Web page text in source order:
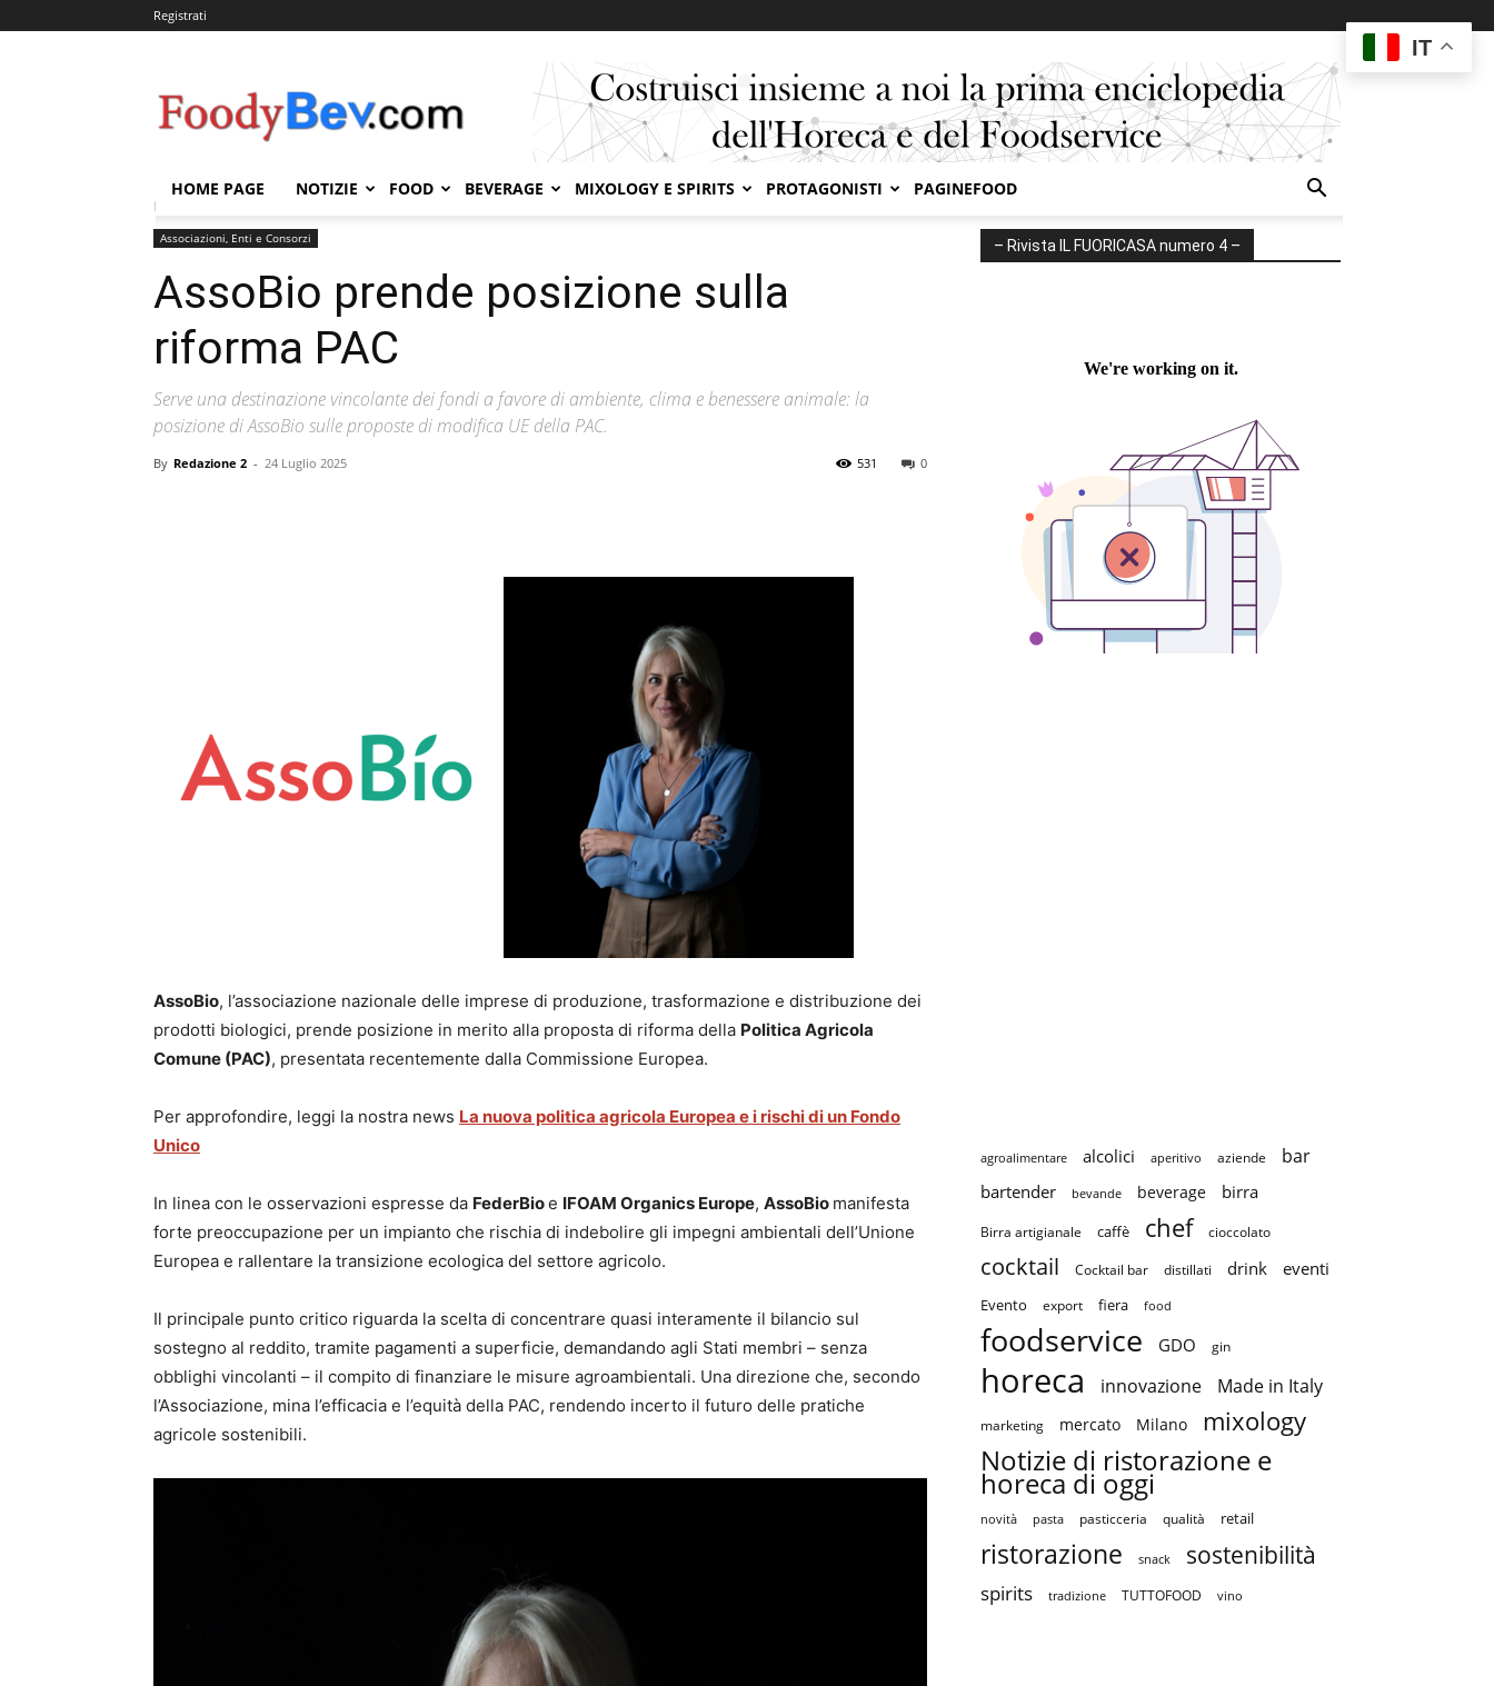
Registrati
HOME PAGE NOTIZIE FOOD BEVERAGE MIXOLOGY E SPIRITS PROTAGONISTI PAGINEFOOD
Home
Associazioni, Enti e Consorzi
AssoBio prende posizione sulla
riforma PAC
Serve una destinazione vincolante dei fondi a favore di ambiente, clima e benessere animale: la
posizione di AssoBio sulle proposte di modifica UE della PAC.
By Redazione 2 - 24 Luglio 2025 0
531
AssoBio, l’associazione nazionale delle imprese di produzione, trasformazione e distribuzione dei
prodotti biologici, prende posizione in merito alla proposta di riforma della Politica Agricola
Comune (PAC), presentata recentemente dalla Commissione Europea.
Per approfondire, leggi la nostra news La nuova politica agricola Europea e i rischi di un Fondo
Unico
In linea con le osservazioni espresse da FederBioe IFOAM Organics Europe, AssoBio manifesta
forte preoccupazione per un impianto che rischia di indebolire gli impegni ambientali dell’Unione
Europea e rallentare la transizione ecologica del settore agricolo.
Il principale punto critico riguarda la scelta di concentrare quasi interamente il bilancio sul
sostegno al reddito, tramite pagamenti a superficie, demandando agli Stati membri – senza
obblighi vincolanti – il compito di finanziare le misure agroambientali. Una direzione che, secondo
l’Associazione, mina l’efficacia e l’equità della PAC, rendendo incerto il futuro delle pratiche
agricole sostenibili.
– Rivista IL FUORICASA numero 4 –
agroalimentare alcolici aperitivo aziende bar
bartender bevande beverage birra
Birra artigianale caffè chef cioccolato
cocktail Cocktail bar distillati drink eventi
Evento export fiera food
foodservice GDO gin
horeca innovazione Made in Italy
marketing mercato Milano mixology
Notizie di ristorazione e
horeca di oggi
novità pasta pasticceria qualità retail
ristorazione snack sostenibilità
spirits tradizione TUTTOFOOD vino
IT